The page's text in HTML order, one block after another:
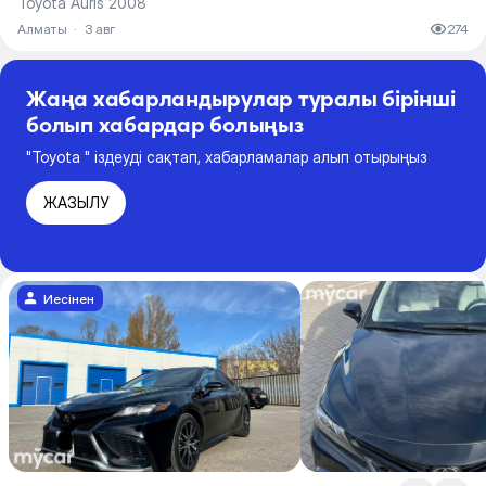
Алматы · 3 авг 274
Жаңа хабарландырулар туралы бірінші
болып хабардар болыңыз
"Toyota " іздеуді сақтап, хабарламалар алып отырыңыз
ЖАЗЫЛУ
Иесінен